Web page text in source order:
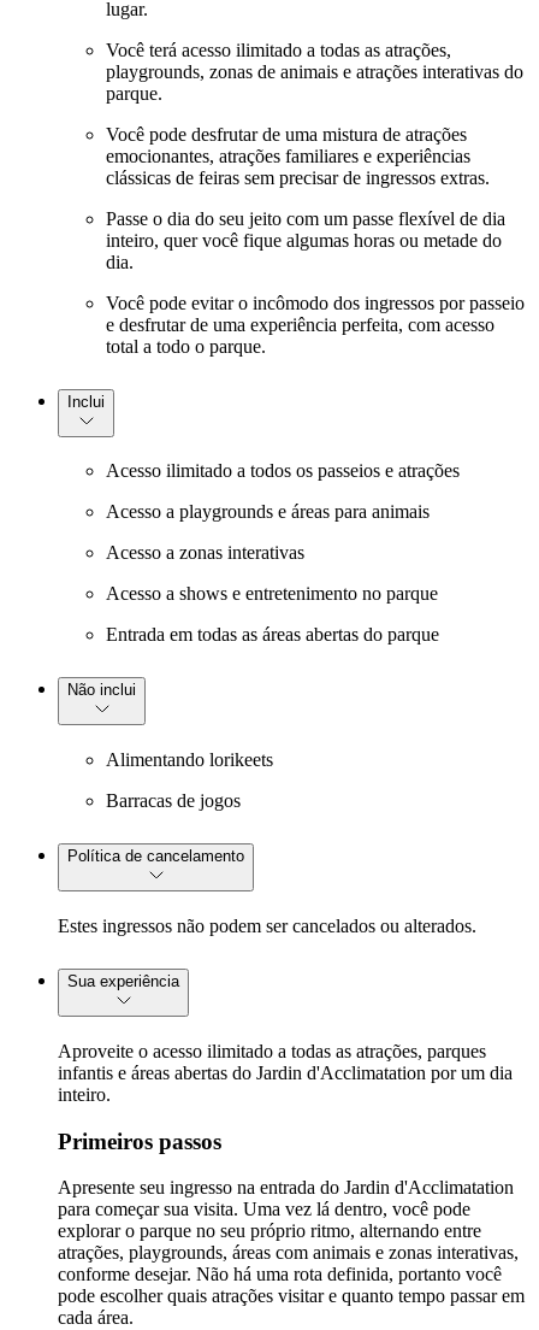
lugar.
Você terá acesso ilimitado a todas as atrações,
playgrounds, zonas de animais e atrações interativas do
parque.
Você pode desfrutar de uma mistura de atrações
emocionantes, atrações familiares e experiências
clássicas de feiras sem precisar de ingressos extras.
Passe o dia do seu jeito com um passe flexível de dia
inteiro, quer você fique algumas horas ou metade do
dia.
Você pode evitar o incômodo dos ingressos por passeio
e desfrutar de uma experiência perfeita, com acesso
total a todo o parque.
Inclui
Acesso ilimitado a todos os passeios e atrações
Acesso a playgrounds e áreas para animais
Acesso a zonas interativas
Acesso a shows e entretenimento no parque
Entrada em todas as áreas abertas do parque
Não inclui
Alimentando lorikeets
Barracas de jogos
Política de cancelamento
Estes ingressos não podem ser cancelados ou alterados.
Sua experiência
Aproveite o acesso ilimitado a todas as atrações, parques
infantis e áreas abertas do Jardin d'Acclimatation por um dia
inteiro.
Primeiros passos
Apresente seu ingresso na entrada do Jardin d'Acclimatation
para começar sua visita. Uma vez lá dentro, você pode
explorar o parque no seu próprio ritmo, alternando entre
atrações, playgrounds, áreas com animais e zonas interativas,
conforme desejar. Não há uma rota definida, portanto você
pode escolher quais atrações visitar e quanto tempo passar em
cada área.